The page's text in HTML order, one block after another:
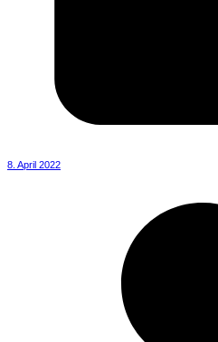
8. April 2022